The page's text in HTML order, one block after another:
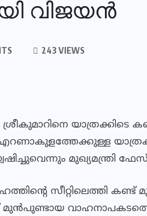
വിജയന്‍
243 VIEWS
യാത്രക്കിടെ
എറണാകുളത്തേക്കുള്ള
മുഖ്യമന്ത്രി
സീറ്റിലെത്തി കണ്ട്
വാഹനാപകടത്തെ